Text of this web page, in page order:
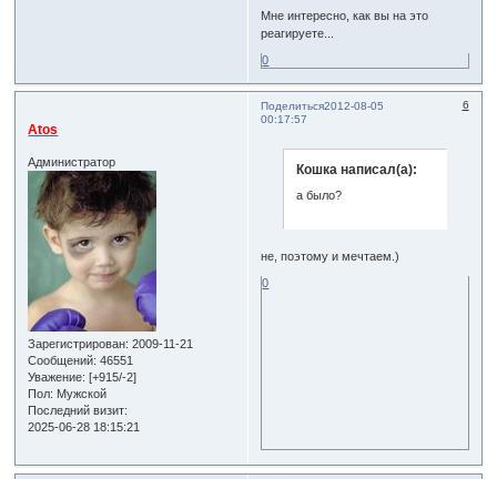
Мне интересно, как вы на это
реагируете...
0
Поделиться 6
2012-08-05
00:17:57
Atos
Администратор
Зарегистрирован: 2009-11-21
Сообщений: 46551
Уважение: [+915/-2]
Пол: Мужской
Последний визит:
2025-06-28 18:15:21
Кошка написал(а):
а было?
не, поэтому и мечтаем.)
0